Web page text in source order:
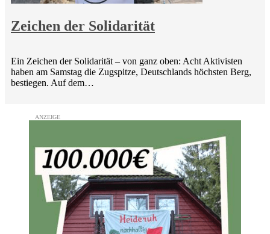
Zeichen der Solidarität
Ein Zeichen der Solidarität – von ganz oben: Acht Aktivisten
haben am Samstag die Zugspitze, Deutschlands höchsten Berg,
bestiegen. Auf dem…